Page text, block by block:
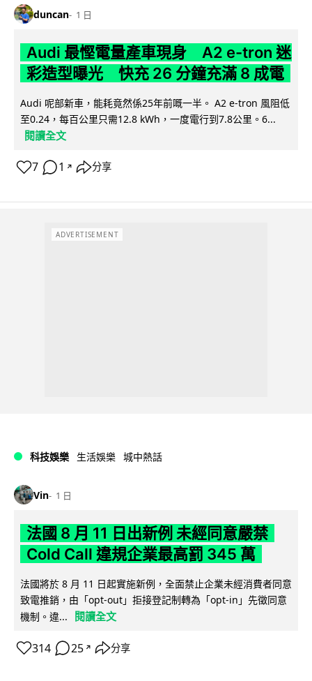
duncan 1 日
Audi 最慳電量產車現身 A2 e-tron 迷
彩造型曝光 快充 26 分鐘充滿 8 成電
Audi 呢部新車，能耗竟然係25年前嘅一半。 A2 e-tron 風阻低
至0.24，每百公里只需12.8 kWh，一度電行到7.8公里。6...
閱讀全文
7 1 ↗ 分享
ADVERTISEMENT
科技娛樂 生活娛樂 城中熱話
Vin 1 日
法國 8 月 11 日出新例 未經同意嚴禁
Cold Call 違規企業最高罰 345 萬
法國將於 8 月 11 日起實施新例，全面禁止企業未經消費者同意
致電推銷，由「opt-out」拒接登記制轉為「opt-in」先徵同意
機制。違...
閱讀全文
314 25 ↗ 分享